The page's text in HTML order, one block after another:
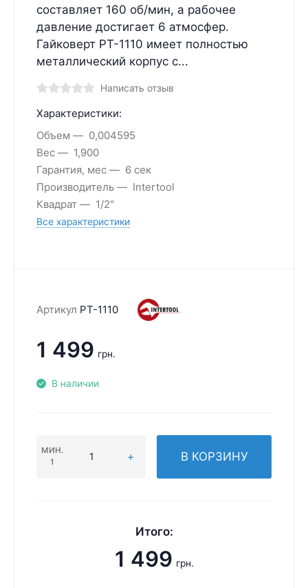
составляет 160 об/мин, а рабочее
давление достигает 6 атмосфер.
Гайковерт PT-1110 имеет полностью
металлический корпус с...
Написать отзыв
Характеристики:
Объем
0,004595
Вес
1,900
Гарантия, мес
6 сек
Производитель
Intertool
Квадрат
1/2"
Все характеристики
Артикул PT-1110
1 499 грн.
В наличии
МИН.
1
В КОРЗИНУ
Итого:
1 499 грн.